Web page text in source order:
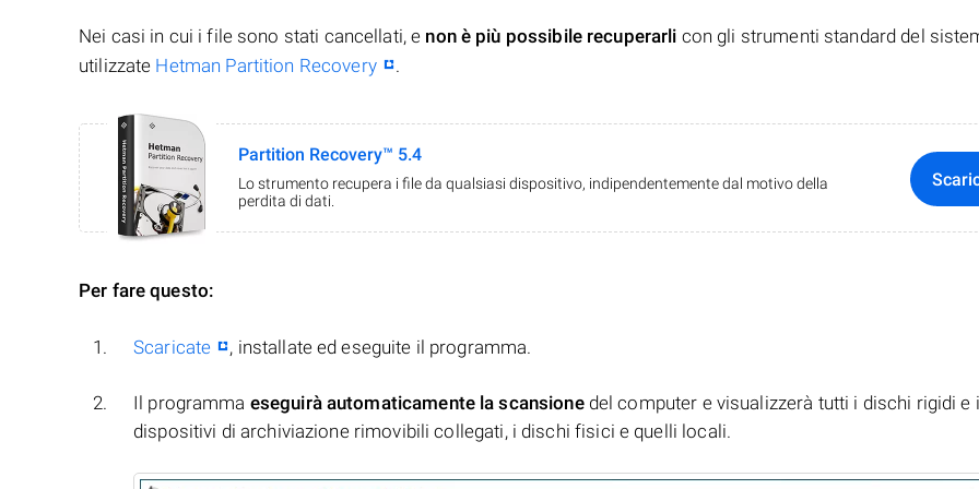
Nei casi in cui i file sono stati cancellati, e non è più possibile recuperarli con gli strumenti standard del
utilizzate Hetman Partition Recovery .
Partition Recovery™ 5.4
Lo strumento recupera i file da qualsiasi dispositivo, indipendentemente dal motivo della
perdita di dati.
Per fare questo:
Scaricate , installate ed eseguite il programma.
Il programma eseguirà automaticamente la scansionedel computer e visualizzerà tutti i dischi rigidi e i
dispositivi di archiviazione rimovibili collegati, i dischi fisici e quelli locali.